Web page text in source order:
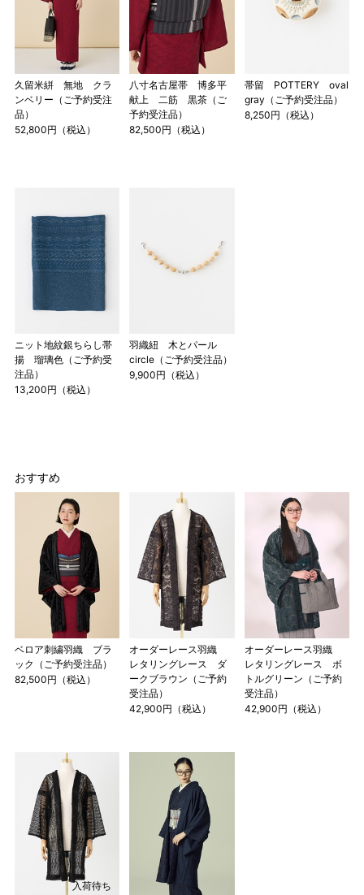
マイサイズでお仕立て（お客様の希望サイズでお仕立て）
久留米絣 無地 クラ
ンベリー（ご予約受注
品）
52,800円（税込）
八寸名古屋帯 博多平
献上 二筋 黒茶（ご
予約受注品）
82,500円（税込）
帯留 POTTERY oval
gray（ご予約受注品）
8,250円（税込）
ニット地紋銀ちらし帯
揚 瑠璃色（ご予約受
注品）
13,200円（税込）
羽織紐 木とパール
circle（ご予約受注品）
9,900円（税込）
おすすめ
ベロア刺繍羽織 ブラ
ック（ご予約受注品）
82,500円（税込）
オーダーレース羽織
レタリングレース ダ
ークブラウン（ご予約
受注品）
42,900円（税込）
オーダーレース羽織
レタリングレース ボ
トルグリーン（ご予約
受注品）
42,900円（税込）
入荷待ち